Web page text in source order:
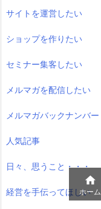
サイトを運営したい
ショップを作りたい
セミナー集客したい
メルマガを配信したい
メルマガバックナンバー
人気記事
日々、思うこと・・・
経営を手伝ってほしい

ホーム